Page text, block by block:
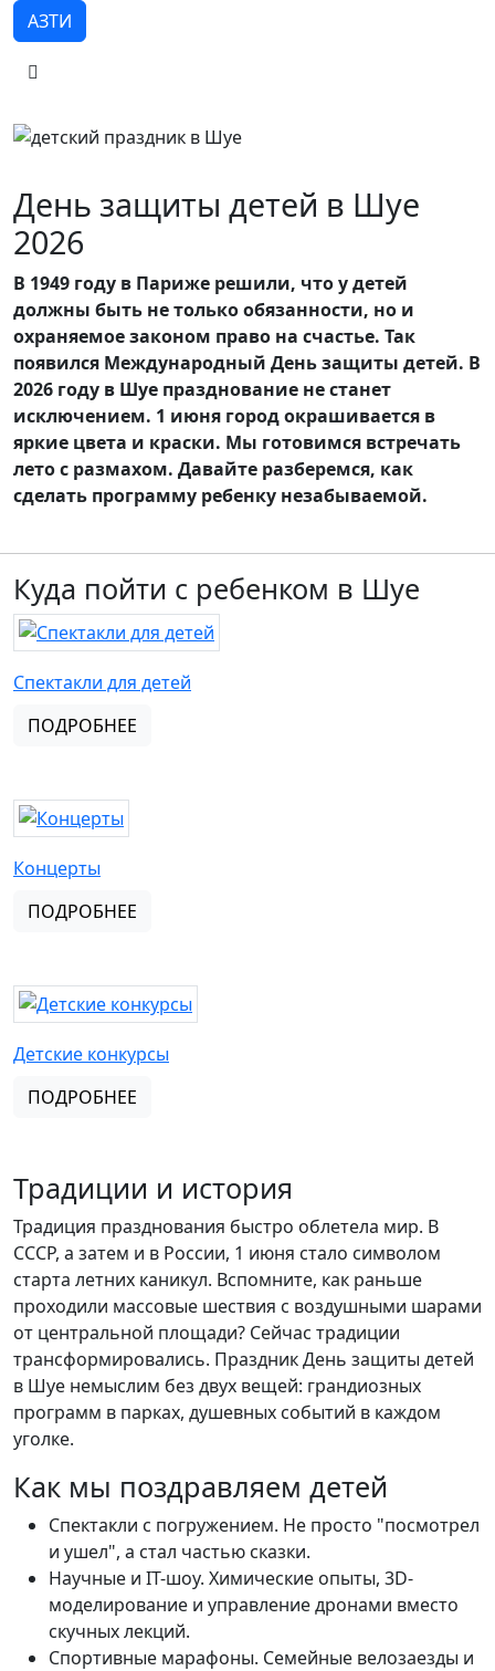
АЗТИ
День защиты детей в Шуе
2026
В 1949 году в Париже решили, что у детей
должны быть не только обязанности, но и
охраняемое законом право на счастье. Так
появился Международный День защиты детей. В
2026 году в Шуе празднование не станет
исключением. 1 июня город окрашивается в
яркие цвета и краски. Мы готовимся встречать
лето с размахом. Давайте разберемся, как
сделать программу ребенку незабываемой.
Куда пойти с ребенком в Шуе
Спектакли для детей
ПОДРОБНЕЕ
Концерты
ПОДРОБНЕЕ
Детские конкурсы
ПОДРОБНЕЕ
Традиции и история
Традиция празднования быстро облетела мир. В
СССР, а затем и в России, 1 июня стало символом
старта летних каникул. Вспомните, как раньше
проходили массовые шествия с воздушными шарами
от центральной площади? Сейчас традиции
трансформировались. Праздник День защиты детей
в Шуе немыслим без двух вещей: грандиозных
программ в парках, душевных событий в каждом
уголке.
Как мы поздравляем детей
Спектакли с погружением. Не просто "посмотрел
и ушел", а стал частью сказки.
Научные и IT-шоу. Химические опыты, 3D-
моделирование и управление дронами вместо
скучных лекций.
Спортивные марафоны. Семейные велозаезды и